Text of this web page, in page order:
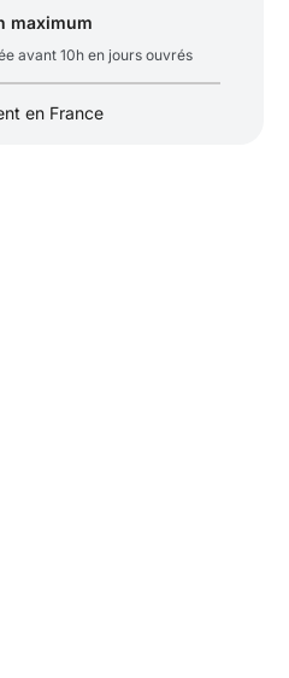
maximum
avant 10h en jours ouvrés
en France